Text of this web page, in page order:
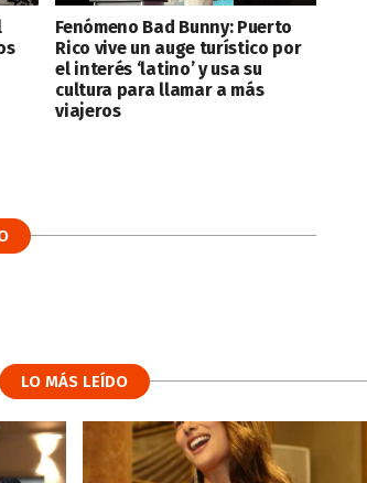
Fenómeno Bad Bunny: Puerto
Rico vive un auge turístico por
el interés ‘latino’ y usa su
cultura para llamar a más
viajeros
LO MÁS LEÍDO